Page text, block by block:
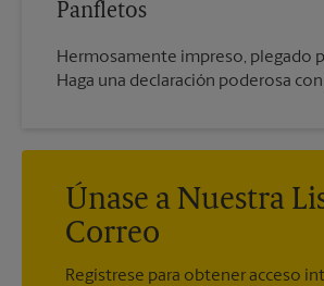
Panfletos
Hermosamente impreso, plegado
Haga una declaración poderosa
Únase a Nuestra
Correo
Regístrese para obtener acceso